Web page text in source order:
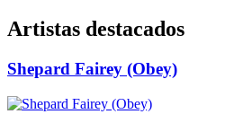
Artistas destacados
Shepard Fairey (Obey)